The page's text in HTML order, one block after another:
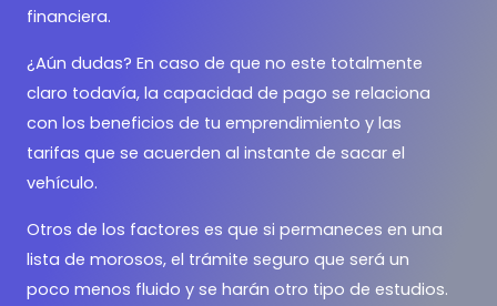
financiera.
¿Aún dudas? En caso de que no este totalmente
claro todavía, la capacidad de pago se relaciona
con los beneficios de tu emprendimiento y las
tarifas que se acuerden al instante de sacar el
vehículo.
Otros de los factores es que si permaneces en una
lista de morosos, el trámite seguro que será un
poco menos fluido y se harán otro tipo de estudios.